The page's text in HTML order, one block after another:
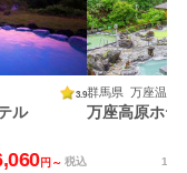
3.9
ル
円～ 税込
群馬県 万座温泉
万座高原ホテ
1名